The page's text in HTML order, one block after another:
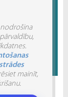
mainīt,